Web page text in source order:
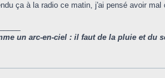
ça à la radio ce matin, j'ai pensé avoir mal
un arc-en-ciel : il faut de la pluie et du